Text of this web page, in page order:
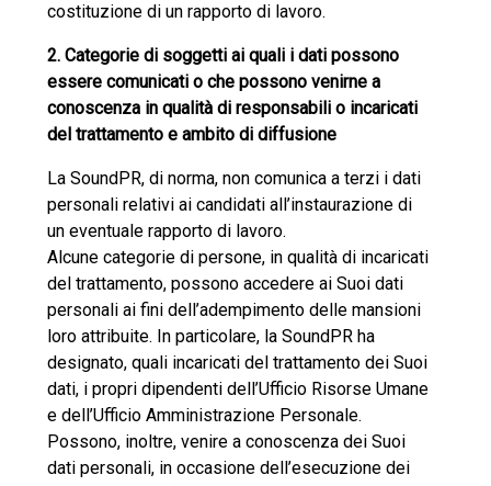
costituzione di un rapporto di lavoro.
2. Categorie di soggetti ai quali i dati possono
essere comunicati o che possono venirne a
conoscenza in qualità di responsabili o incaricati
del trattamento e ambito di diffusione
La SoundPR, di norma, non comunica a terzi i dati
personali relativi ai candidati all’instaurazione di
un eventuale rapporto di lavoro.
Alcune categorie di persone, in qualità di incaricati
del trattamento, possono accedere ai Suoi dati
personali ai fini dell’adempimento delle mansioni
loro attribuite. In particolare, la SoundPR ha
designato, quali incaricati del trattamento dei Suoi
dati, i propri dipendenti dell’Ufficio Risorse Umane
e dell’Ufficio Amministrazione Personale.
Possono, inoltre, venire a conoscenza dei Suoi
dati personali, in occasione dell’esecuzione dei